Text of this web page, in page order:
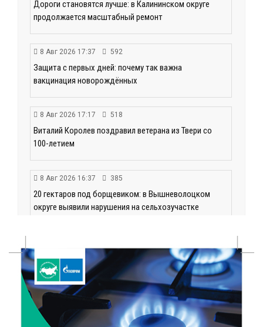
Дороги становятся лучше: в Калининском округе
продолжается масштабный ремонт
8 Авг 2026 17:37 592
Защита с первых дней: почему так важна
вакцинация новорождённых
8 Авг 2026 17:17 518
Виталий Королев поздравил ветерана из Твери со
100-летием
8 Авг 2026 16:37 385
20 гектаров под борщевиком: в Вышневолоцком
округе выявили нарушения на сельхозучастке
Светофор, ЮИДовцы и ГИБДД: в Ржевском округе
напомнили о важности дорожной дисциплины
8 Авг 2026 14:37 361
Педагог детского сада Святой Анны